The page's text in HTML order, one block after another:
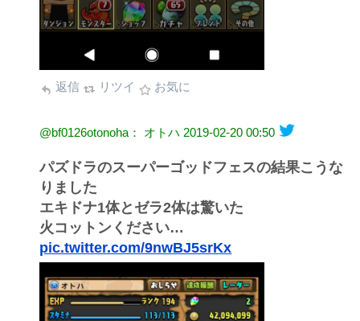
返信 リツイ お気に
@bf0126otonoha： オトハ 2019-02-20 00:50
パズドラのスーパーゴッドフェスの結果こうな
りました
エキドナ1体とゼラ2体は驚いた
火コットンください…
pic.twitter.com/9nwBJ5srKx